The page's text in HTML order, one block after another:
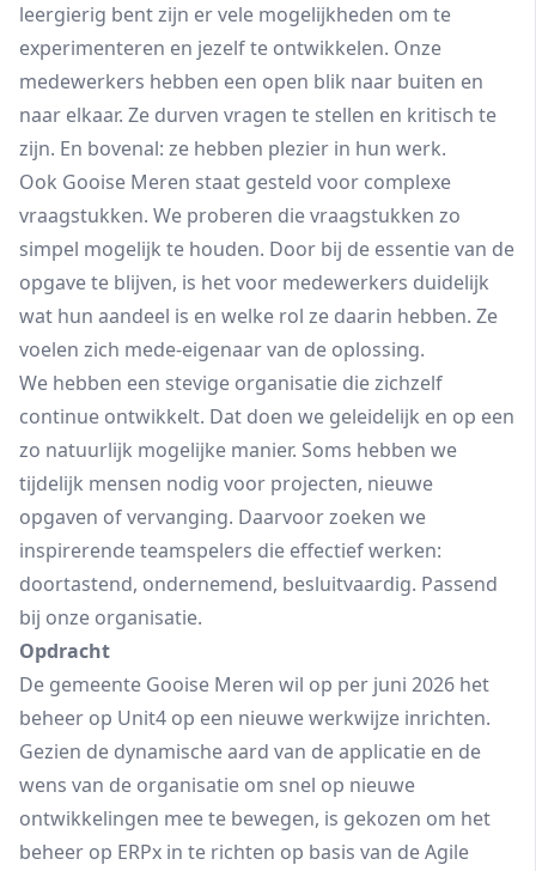
leergierig bent zijn er vele mogelijkheden om te
experimenteren en jezelf te ontwikkelen. Onze
medewerkers hebben een open blik naar buiten en
naar elkaar. Ze durven vragen te stellen en kritisch te
zijn. En bovenal: ze hebben plezier in hun werk.
Ook Gooise Meren staat gesteld voor complexe
vraagstukken. We proberen die vraagstukken zo
simpel mogelijk te houden. Door bij de essentie van de
opgave te blijven, is het voor medewerkers duidelijk
wat hun aandeel is en welke rol ze daarin hebben. Ze
voelen zich mede-eigenaar van de oplossing.
We hebben een stevige organisatie die zichzelf
continue ontwikkelt. Dat doen we geleidelijk en op een
zo natuurlijk mogelijke manier. Soms hebben we
tijdelijk mensen nodig voor projecten, nieuwe
opgaven of vervanging. Daarvoor zoeken we
inspirerende teamspelers die effectief werken:
doortastend, ondernemend, besluitvaardig. Passend
bij onze organisatie.
Opdracht
De gemeente Gooise Meren wil op per juni 2026 het
beheer op Unit4 op een nieuwe werkwijze inrichten.
Gezien de dynamische aard van de applicatie en de
wens van de organisatie om snel op nieuwe
ontwikkelingen mee te bewegen, is gekozen om het
beheer op ERPx in te richten op basis van de Agile